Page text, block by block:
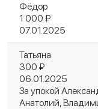
Фёдор
1 000 ₽
07.01.2025
Татьяна
300 ₽
06.01.2025
За упокой
Анатолий,